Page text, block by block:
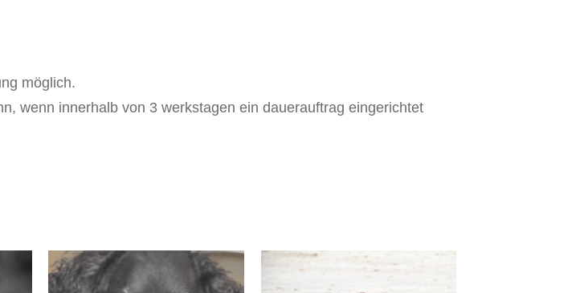
möglich.
wenn innerhalb von 3 werkstagen ein dauerauftrag eingerichtet